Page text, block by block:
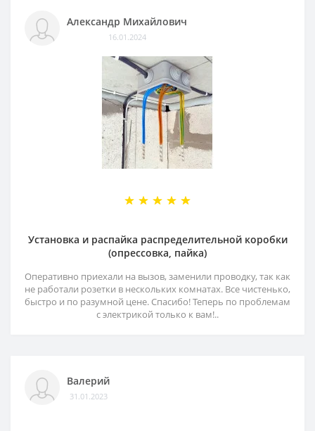
Александр Михайлович
16.01.2024
Установка и распайка распределительной коробки
(опрессовка, пайка)
Оперативно приехали на вызов, заменили проводку, так как
не работали розетки в нескольких комнатах. Все чистенько,
быстро и по разумной цене. Спасибо! Теперь по проблемам
с электрикой только к вам!..
Валерий
31.01.2023